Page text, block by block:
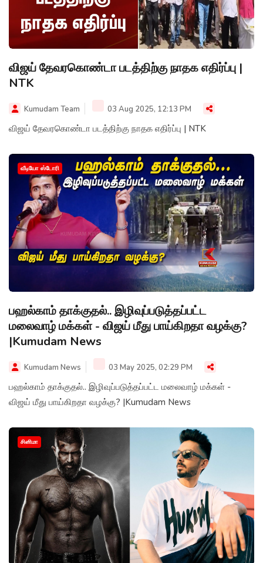
விஜய் தேவரகொண்டா படத்திற்கு நாதக எதிர்ப்பு |
NTK
Kumudam Team 03 Aug 2025, 12:13 PM
விஜய் தேவரகொண்டா படத்திற்கு நாதக எதிர்ப்பு | NTK
வீடியோ ஸ்டோரி
பஹல்காம் தாக்குதல்.. இழிவுப்படுத்தப்பட்ட
மலைவாழ் மக்கள் - விஜய் மீது பாய்கிறதா வழக்கு?
|Kumudam News
Kumudam News 03 May 2025, 02:29 PM
பஹல்காம் தாக்குதல்.. இழிவுப்படுத்தப்பட்ட மலைவாழ் மக்கள் -
விஜய் மீது பாய்கிறதா வழக்கு? |Kumudam News
சினிமா